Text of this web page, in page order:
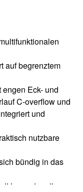
auf begrenztem
Eck- und
C-overflow und
und
nutzbare
bündig in das
in samt-mattem